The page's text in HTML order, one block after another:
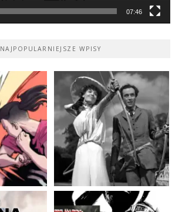
07:46
NAJPOPULARNIEJSZE WPISY